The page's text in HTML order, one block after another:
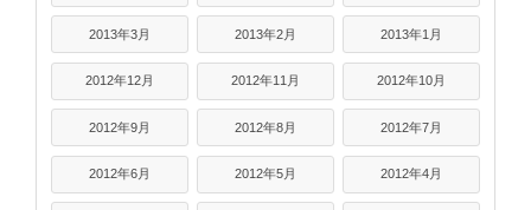
2013年3月 2013年2月 2013年1月
2012年12月 2012年11月 2012年10月
2012年9月 2012年8月 2012年7月
2012年6月 2012年5月 2012年4月